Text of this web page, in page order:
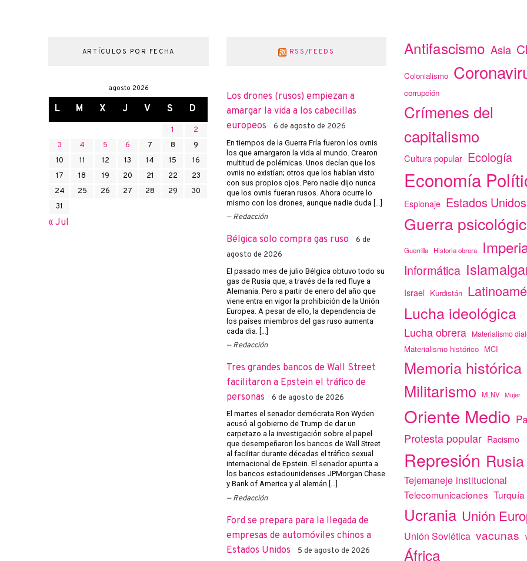
ARTÍCULOS POR FECHA
agosto 2026
L M X J V S D
1
2
3
4 5 6 7 8
9
10
11 12 13 14 15
16
17
18 19 20 21 22
23
24
25 26 27 28 29
30
31
« Jul
RSS/FEEDS
Los drones (rusos) empiezan a
amargar la vida a los cabecillas
europeos
6 de agosto de 2026
En tiempos de la Guerra Fría fueron los ovnis
los que amargaron la vida al mundo. Crearon
multitud de polémicas. Unos decían que los
ovnis no existían; otros que los habían visto
con sus propios ojos. Pero nadie dijo nunca
que los ovnis fueran rusos. Ahora ocurre lo
mismo con los drones, aunque nadie duda […]
Redacción
Bélgica solo compra gas ruso
6 de
agosto de 2026
El pasado mes de julio Bélgica obtuvo todo su
gas de Rusia que, a través de la red fluye a
Alemania. Pero a partir de enero del año que
viene entra en vigor la prohibición de la Unión
Europea. A pesar de ello, la dependencia de
los países miembros del gas ruso aumenta
cada dia. […]
Redacción
Tres grandes bancos de Wall Street
facilitaron a Epstein el tráfico de
personas
6 de agosto de 2026
El martes el senador demócrata Ron Wyden
acusó al gobierno de Trump de dar un
carpetazo a la investigación sobre el papel
que desempeñaron los bancos de Wall Street
al facilitar durante décadas el tráfico sexual
internacional de Epstein. El senador apunta a
los bancos estadounidenses JPMorgan Chase
y Bank of America y al alemán […]
Redacción
Ford se prepara para la llegada de
empresas de automóviles chinos a
Estados Unidos
5 de agosto de 2026
Antifascismo Asia
Colonialismo
corrupción
Crímenes del
capitalismo
Cultura popular Ecología
Economía
Espionaje Estados Unidos
Guerra
Guerrilla Historia obrera
Informática
Israel Kurdistán
Lucha ideológica
Lucha obrera Materialismo
Materialismo histórico MCI
Memoria histórica
Militarismo
MLNV Mujer
Oriente Medio
Protesta popular Racismo
Represión Rusia
Tejemaneje institucional
Telecomunicaciones Turquía
Ucrania Unión
Unión Soviética vacunas
África